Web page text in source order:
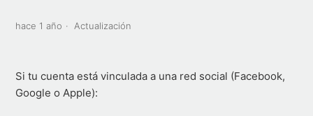
hace 1 año Actualización
Si tu cuenta está vinculada a una red social (Facebook,
Google o Apple):